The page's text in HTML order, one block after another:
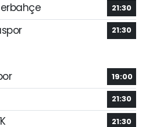
21:30
21:30
19:00
21:30
21:30